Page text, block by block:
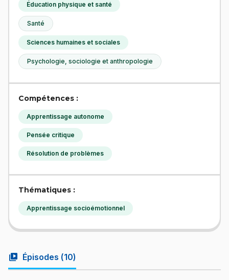
Éducation physique et santé
Santé
Sciences humaines et sociales
Psychologie, sociologie et anthropologie
Compétences :
Apprentissage autonome
Pensée critique
Résolution de problèmes
Thématiques :
Apprentissage socioémotionnel
video_library Épisodes (10)